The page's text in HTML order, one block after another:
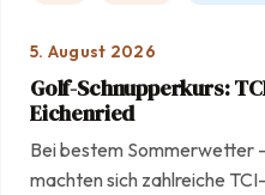
5. August 2026
Golf-Schnupperkurs:
Eichenried
Bei bestem Sommerwetter
machten sich zahlreiche